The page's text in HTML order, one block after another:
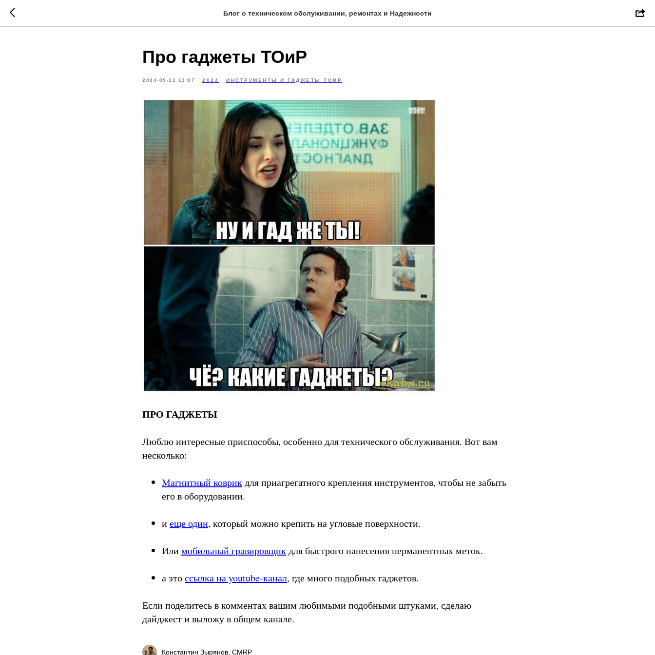
Блог о техническом обслуживании, ремонтах и Надежности
Про гаджеты ТОиР
2024-09-12 13:07 2024 ИНСТРУМЕНТЫ И ГАДЖЕТЫ ТОИР
ПРО ГАДЖЕТЫ
Люблю интересные приспособы, особенно для технического обслуживания. Вот вам
несколько:
Магнитный коврикдля приагрегатного крепления инструментов, чтобы не забыть
его в оборудовании.
иеще один, который можно крепить на угловые поверхности.
Илимобильный гравировщикдля быстрого нанесения перманентных меток.
а этоссылка на youtube-канал, где много подобных гаджетов.
Если поделитесь в комментах вашим любимыми подобными штуками, сделаю
дайджест и выложу в общем канале.
Константин Зырянов, CMRP